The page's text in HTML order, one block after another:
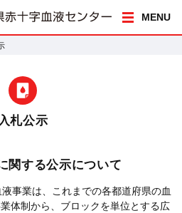
MENU
入札公示
関する公示について
事業は、これまでの各都道府県の血
体制から、ブロックを単位とする広